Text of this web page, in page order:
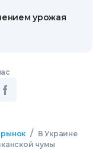
урожая
/
В Украине
чумы